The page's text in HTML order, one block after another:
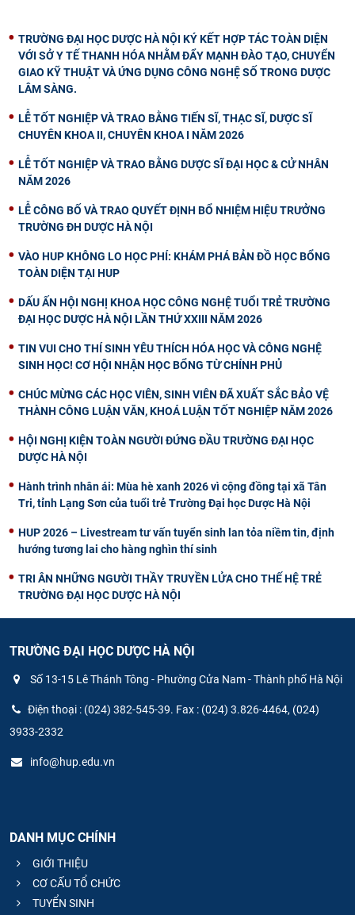
TRƯỜNG ĐẠI HỌC DƯỢC HÀ NỘI KÝ KẾT HỢP TÁC TOÀN DIỆN
VỚI SỞ Y TẾ THANH HÓA NHẰM ĐẨY MẠNH ĐÀO TẠO, CHUYỂN
GIAO KỸ THUẬT VÀ ỨNG DỤNG CÔNG NGHỆ SỐ TRONG DƯỢC
LÂM SÀNG.
LỄ TỐT NGHIỆP VÀ TRAO BẰNG TIẾN SĨ, THẠC SĨ, DƯỢC SĨ
CHUYÊN KHOA II, CHUYÊN KHOA I NĂM 2026
LỄ TỐT NGHIỆP VÀ TRAO BẰNG DƯỢC SĨ ĐẠI HỌC & CỬ NHÂN
NĂM 2026
LỄ CÔNG BỐ VÀ TRAO QUYẾT ĐỊNH BỔ NHIỆM HIỆU TRƯỞNG
TRƯỜNG ĐH DƯỢC HÀ NỘI
VÀO HUP KHÔNG LO HỌC PHÍ: KHÁM PHÁ BẢN ĐỒ HỌC BỔNG
TOÀN DIỆN TẠI HUP
DẤU ẤN HỘI NGHỊ KHOA HỌC CÔNG NGHỆ TUỔI TRẺ TRƯỜNG
ĐẠI HỌC DƯỢC HÀ NỘI LẦN THỨ XXIII NĂM 2026
TIN VUI CHO THÍ SINH YÊU THÍCH HÓA HỌC VÀ CÔNG NGHỆ
SINH HỌC! CƠ HỘI NHẬN HỌC BỔNG TỪ CHÍNH PHỦ
CHÚC MỪNG CÁC HỌC VIÊN, SINH VIÊN ĐÃ XUẤT SẮC BẢO VỆ
THÀNH CÔNG LUẬN VĂN, KHOÁ LUẬN TỐT NGHIỆP NĂM 2026
HỘI NGHỊ KIỆN TOÀN NGƯỜI ĐỨNG ĐẦU TRƯỜNG ĐẠI HỌC
DƯỢC HÀ NỘI
Hành trình nhân ái: Mùa hè xanh 2026 vì cộng đồng tại xã Tân
Tri, tỉnh Lạng Sơn của tuổi trẻ Trường Đại học Dược Hà Nội
HUP 2026 – Livestream tư vấn tuyển sinh lan tỏa niềm tin, định
hướng tương lai cho hàng nghìn thí sinh
TRI ÂN NHỮNG NGƯỜI THẦY TRUYỀN LỬA CHO THẾ HỆ TRẺ
TRƯỜNG ĐẠI HỌC DƯỢC HÀ NỘI
TRƯỜNG ĐẠI HỌC DƯỢC HÀ NỘI
Số 13-15 Lê Thánh Tông - Phường Cửa Nam - Thành phố Hà Nội
Điện thoại : (024) 382-545-39. Fax : (024) 3.826-4464, (024)
3933-2332
info@hup.edu.vn
DANH MỤC CHÍNH
GIỚI THIỆU
CƠ CẤU TỔ CHỨC
TUYỂN SINH